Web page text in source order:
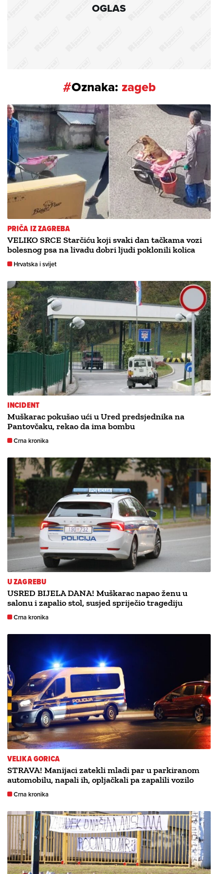
OGLAS
#Oznaka: zageb
PRIČA IZ ZAGREBA
VELIKO SRCE Starčiću koji svaki dan tačkama vozi
bolesnog psa na livadu dobri ljudi poklonili kolica
Hrvatska i svijet
INCIDENT
Muškarac pokušao ući u Ured predsjednika na
Pantovčaku, rekao da ima bombu
Crna kronika
U ZAGREBU
USRED BIJELA DANA! Muškarac napao ženu u
salonu i zapalio stol, susjed spriječio tragediju
Crna kronika
VELIKA GORICA
STRAVA! Manijaci zatekli mladi par u parkiranom
automobilu, napali ih, opljačkali pa zapalili vozilo
Crna kronika